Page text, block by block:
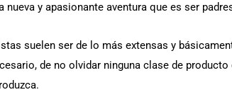
nueva y apasionante aventura que es ser
suelen ser de lo más extensas y
de no olvidar ninguna clase de